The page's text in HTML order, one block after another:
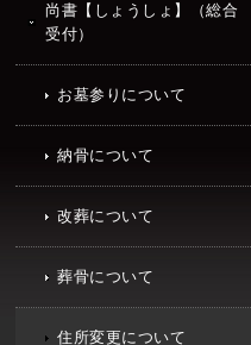
尚書【しょうしょ】（総合
受付）
お墓参りについて
納骨について
改葬について
葬骨について
住所変更について